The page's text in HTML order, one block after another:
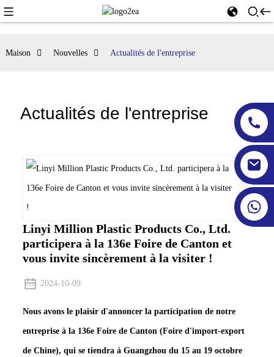
Maison Nouvelles Actualités de l'entreprise
Actualités de l'entreprise
Linyi Million Plastic Products Co., Ltd.
participera à la 136e Foire de Canton et
vous invite sincèrement à la visiter !
2024-10-09
Nous avons le plaisir d'annoncer la participation de notre
entreprise à la 136e Foire de Canton (Foire d'import-export
de Chine), qui se tiendra à Guangzhou du 15 au 19 octobre